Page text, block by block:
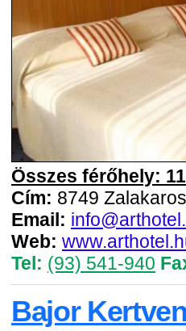
Összes férőhely:
Cím: 8749
Email:
Web:
Tel: (93) 541-940
Bajor